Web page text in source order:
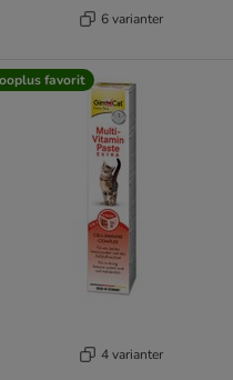
6 varianter
favorit
4 varianter